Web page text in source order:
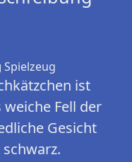
Spielzeug
ist
Fell der
Gesicht